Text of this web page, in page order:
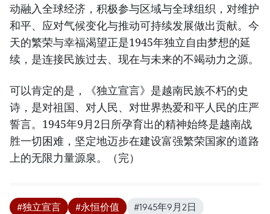
动融入全球经济，积极参与区域与全球组织，对维护
和平、应对气候变化与推动可持续发展做出贡献。今
天的繁荣与幸福渴望正是1945年独立自由梦想的延
续，是连接民族过去、现在与未来的不竭动力之源。
可以肯定的是，《独立宣言》是越南民族不朽的史
诗，是对祖国、对人民、对世界热爱和平人民的庄严
誓言。1945年9月2日所孕育出的精神始终是越南战
胜一切困难，坚定地迈步在建设富强繁荣国家的道路
上的无限力量源泉。（完）
#独立宣言 #永恒价值
#1945年9月2日